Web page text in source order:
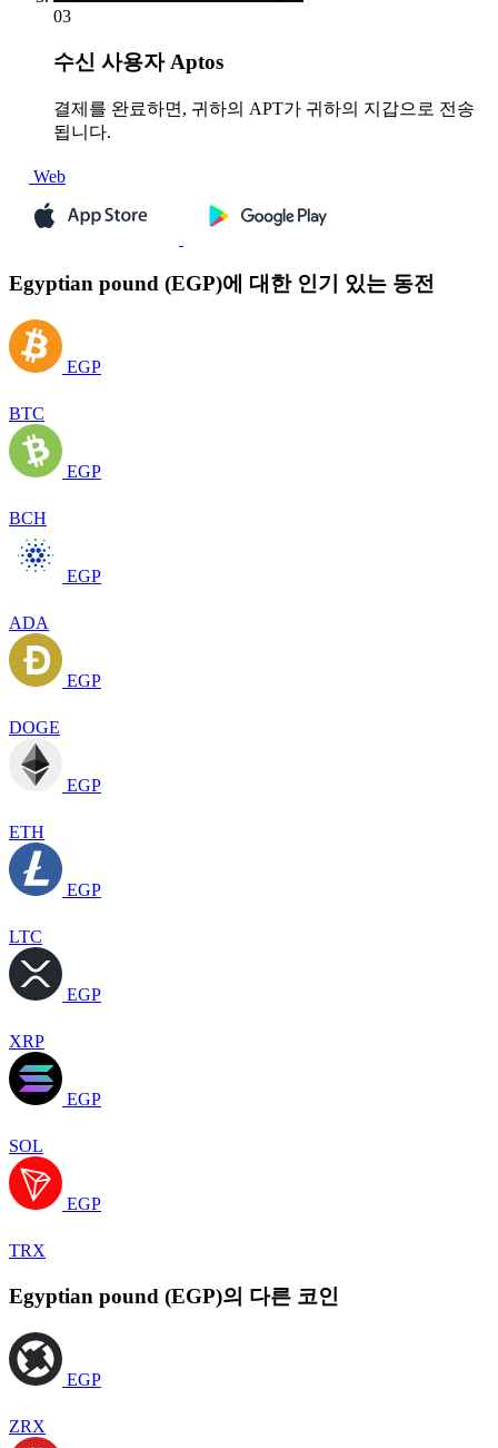
03
수신 사용자 Aptos
결제를 완료하면, 귀하의 APT가 귀하의 지갑으로 전송
됩니다.
Web
Egyptian pound (EGP)에 대한 인기 있는 동전
EGP
BTC
EGP
BCH
EGP
ADA
EGP
DOGE
EGP
ETH
EGP
LTC
EGP
XRP
EGP
SOL
EGP
TRX
Egyptian pound (EGP)의 다른 코인
EGP
ZRX